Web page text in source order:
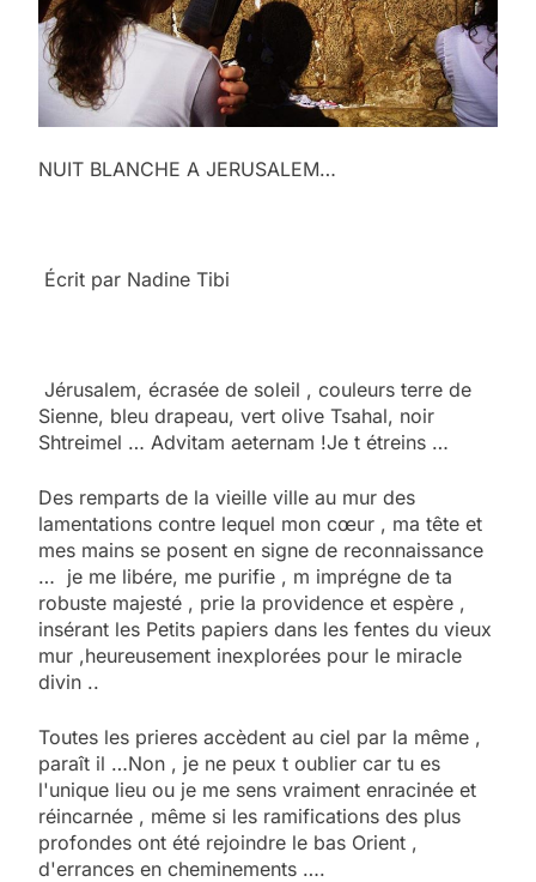
NUIT BLANCHE A JERUSALEM…
Écrit par Nadine Tibi
Jérusalem, écrasée de soleil , couleurs terre de
Sienne, bleu drapeau, vert olive Tsahal, noir
Shtreimel … Advitam aeternam !Je t étreins …
Des remparts de la vieille ville au mur des
lamentations contre lequel mon cœur , ma tête et
mes mains se posent en signe de reconnaissance
… je me libére, me purifie , m imprégne de ta
robuste majesté , prie la providence et espère ,
insérant les Petits papiers dans les fentes du vieux
mur ,heureusement inexplorées pour le miracle
divin ..
Toutes les prieres accèdent au ciel par la même ,
paraît il …Non , je ne peux t oublier car tu es
l'unique lieu ou je me sens vraiment enracinée et
réincarnée , même si les ramifications des plus
profondes ont été rejoindre le bas Orient ,
d'errances en cheminements ….